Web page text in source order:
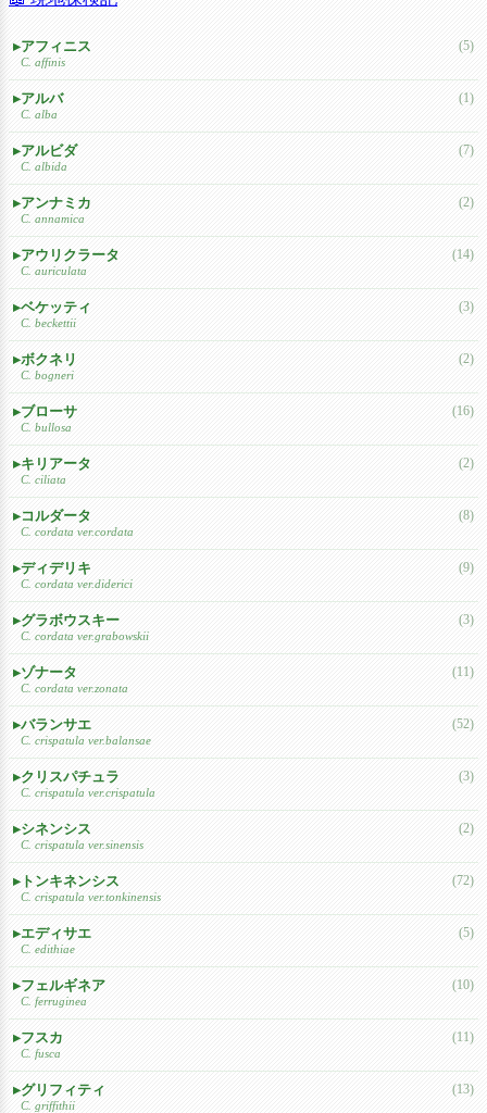
アフィニス
C. affinis
(5)
アルバ
C. alba
(1)
アルビダ
C. albida
(7)
アンナミカ
C. annamica
(2)
アウリクラータ
C. auriculata
(14)
ベケッティ
C. beckettii
(3)
ボクネリ
C. bogneri
(2)
ブローサ
C. bullosa
(16)
キリアータ
C. ciliata
(2)
コルダータ
C. cordata ver.cordata
(8)
ディデリキ
C. cordata ver.diderici
(9)
グラボウスキー
C. cordata ver.grabowskii
(3)
ゾナータ
C. cordata ver.zonata
(11)
バランサエ
C. crispatula ver.balansae
(52)
クリスパチュラ
C. crispatula ver.crispatula
(3)
シネンシス
C. crispatula ver.sinensis
(2)
トンキネンシス
C. crispatula ver.tonkinensis
(72)
エディサエ
C. edithiae
(5)
フェルギネア
C. ferruginea
(10)
フスカ
C. fusca
(11)
グリフィティ
C. griffithii
(13)